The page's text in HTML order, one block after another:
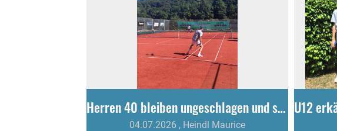
Herren 40 bleiben ungeschlagen und stehen vor dem Aufstieg
04.07.2026 , Heindl Maurice